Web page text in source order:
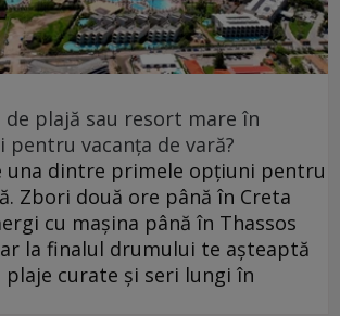
plajă sau resort mare în
pentru vacanța de vară?
una dintre primele opțiuni pentru
Zbori două ore până în Creta
cu mașina până în Thassos
la finalul drumului te așteaptă
plaje curate și seri lungi în